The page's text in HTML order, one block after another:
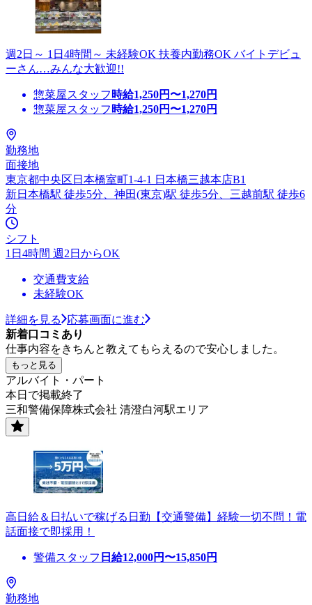
週2日～ 1日4時間～ 未経験OK 扶養内勤務OK バイトデビュ
ーさん…みんな大歓迎!!
惣菜屋スタッフ 時給1,250円〜1,270円
惣菜屋スタッフ 時給1,250円〜1,270円
勤務地
面接地
東京都中央区日本橋室町1-4-1 日本橋三越本店B1
新日本橋駅 徒歩5分、神田(東京)駅 徒歩5分、三越前駅 徒歩6
分
シフト
1日4時間 週2日からOK
交通費支給
未経験OK
詳細を見る
応募画面に進む
新着口コミあり
仕事内容をきちんと教えてもらえるので安心しました。
もっと見る
アルバイト・パート
本日で掲載終了
三和警備保障株式会社 清澄白河駅エリア
高日給＆日払いで稼げる日勤【交通警備】経験一切不問！電
話面接で即採用！
警備スタッフ 日給12,000円〜15,850円
勤務地